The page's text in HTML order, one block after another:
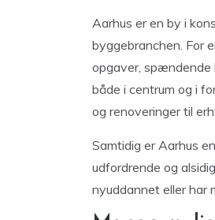
Aarhus er en by i
byggebranchen. For
opgaver, spændende
både i centrum og i
og renoveringer til
Samtidig er Aarhus
udfordrende og
nyuddannet eller har